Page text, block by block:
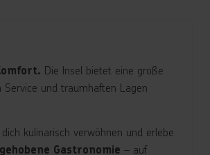
Die Insel bietet eine große
und traumhaften Lagen
kulinarisch verwöhnen und erlebe
gehobene Gastronomie – auf